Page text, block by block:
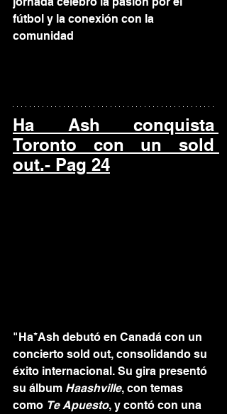
fútbol y la conexión con la
comunidad
Ha Ash conquista
Toronto con un sold
out.- Pag 24
"Ha*Ash debutó en Canadá con un
concierto sold out, consolidando su
éxito internacional. Su gira presentó
su álbum Haashville, con temas
como Te Apuesto, y contó con una